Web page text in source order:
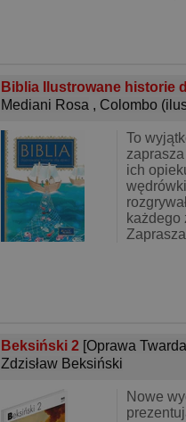
Biblia Ilustrowane historie
Mediani Rosa , Colombo
To
ich
każdego
Beksiński 2 [Oprawa
Zdzisław Beksiński
Nowe